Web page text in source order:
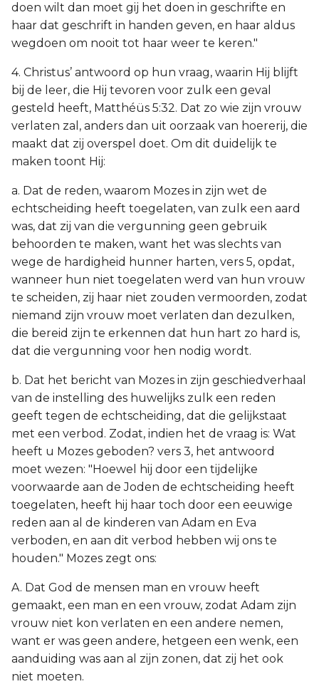
doen wilt dan moet gij het doen in geschrifte en
haar dat geschrift in handen geven, en haar aldus
wegdoen om nooit tot haar weer te keren."
4. Christus’ antwoord op hun vraag, waarin Hij blijft
bij de leer, die Hij tevoren voor zulk een geval
gesteld heeft, Matthéüs 5:32. Dat zo wie zijn vrouw
verlaten zal, anders dan uit oorzaak van hoererij, die
maakt dat zij overspel doet. Om dit duidelijk te
maken toont Hij:
a. Dat de reden, waarom Mozes in zijn wet de
echtscheiding heeft toegelaten, van zulk een aard
was, dat zij van die vergunning geen gebruik
behoorden te maken, want het was slechts van
wege de hardigheid hunner harten, vers 5, opdat,
wanneer hun niet toegelaten werd van hun vrouw
te scheiden, zij haar niet zouden vermoorden, zodat
niemand zijn vrouw moet verlaten dan dezulken,
die bereid zijn te erkennen dat hun hart zo hard is,
dat die vergunning voor hen nodig wordt.
b. Dat het bericht van Mozes in zijn geschiedverhaal
van de instelling des huwelijks zulk een reden
geeft tegen de echtscheiding, dat die gelijkstaat
met een verbod. Zodat, indien het de vraag is: Wat
heeft u Mozes geboden? vers 3, het antwoord
moet wezen: "Hoewel hij door een tijdelijke
voorwaarde aan de Joden de echtscheiding heeft
toegelaten, heeft hij haar toch door een eeuwige
reden aan al de kinderen van Adam en Eva
verboden, en aan dit verbod hebben wij ons te
houden." Mozes zegt ons:
A. Dat God de mensen man en vrouw heeft
gemaakt, een man en een vrouw, zodat Adam zijn
vrouw niet kon verlaten en een andere nemen,
want er was geen andere, hetgeen een wenk, een
aanduiding was aan al zijn zonen, dat zij het ook
niet moeten.